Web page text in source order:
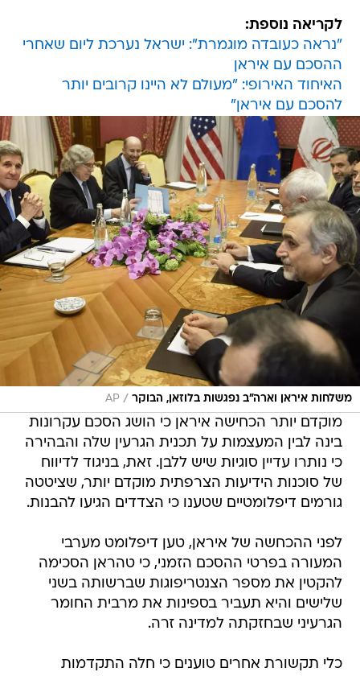
לקריאה נוספת:
"נראה כעובדה מוגמרת": ישראל נערכת ליום שאחרי
ההסכם עם איראן
האיחוד האירופי: "מעולם לא היינו קרובים יותר
להסכם עם איראן"
משלחות איראן וארה"ב נפגשות בלוזאן, הבוקר /
AP
מוקדם יותר הכחישה איראן כי הושג הסכם עקרונות
בינה לבין המעצמות על תכנית הגרעין שלה והבהירה
כי נותרו עדיין סוגיות שיש ללבן. זאת, בניגוד לדיווח
של סוכנות הידיעות הצרפתית מוקדם יותר, שציטטה
גורמים דיפלומטיים שטענו כי הצדדים הגיעו להבנות.
לפני ההכחשה של איראן, טען דיפלומט מערבי
המעורה בפרטי ההסכם הזמני, כי טהראן הסכימה
להקטין את מספר הצנטריפוגות שברשותה בשני
שלישים והיא תעביר בספינות את מרבית החומר
הגרעיני שבחזקתה למדינה זרה.
כלי תקשורת אחרים טוענים כי חלה התקדמות